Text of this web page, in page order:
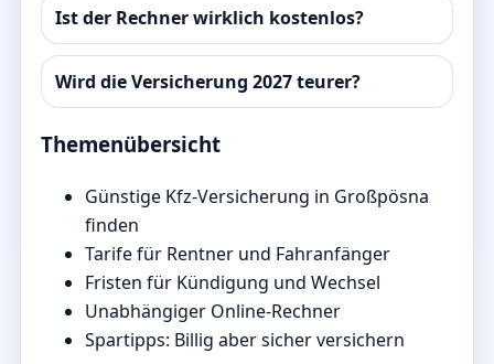
Ist der Rechner wirklich kostenlos?
Wird die Versicherung 2027 teurer?
Themenübersicht
Günstige Kfz-Versicherung in Großpösna
finden
Tarife für Rentner und Fahranfänger
Fristen für Kündigung und Wechsel
Unabhängiger Online-Rechner
Spartipps: Billig aber sicher versichern